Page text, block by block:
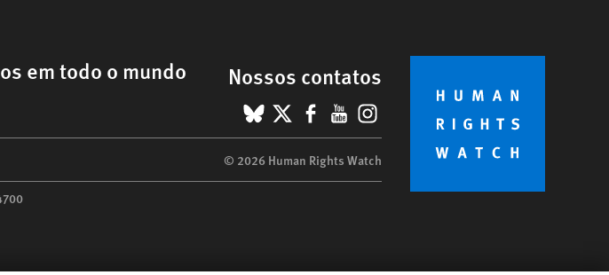
em todo o mundo Nossos contatos
BlueSky
X Facebook
YouTube
Instagram
© 2026 Human Rights Watch